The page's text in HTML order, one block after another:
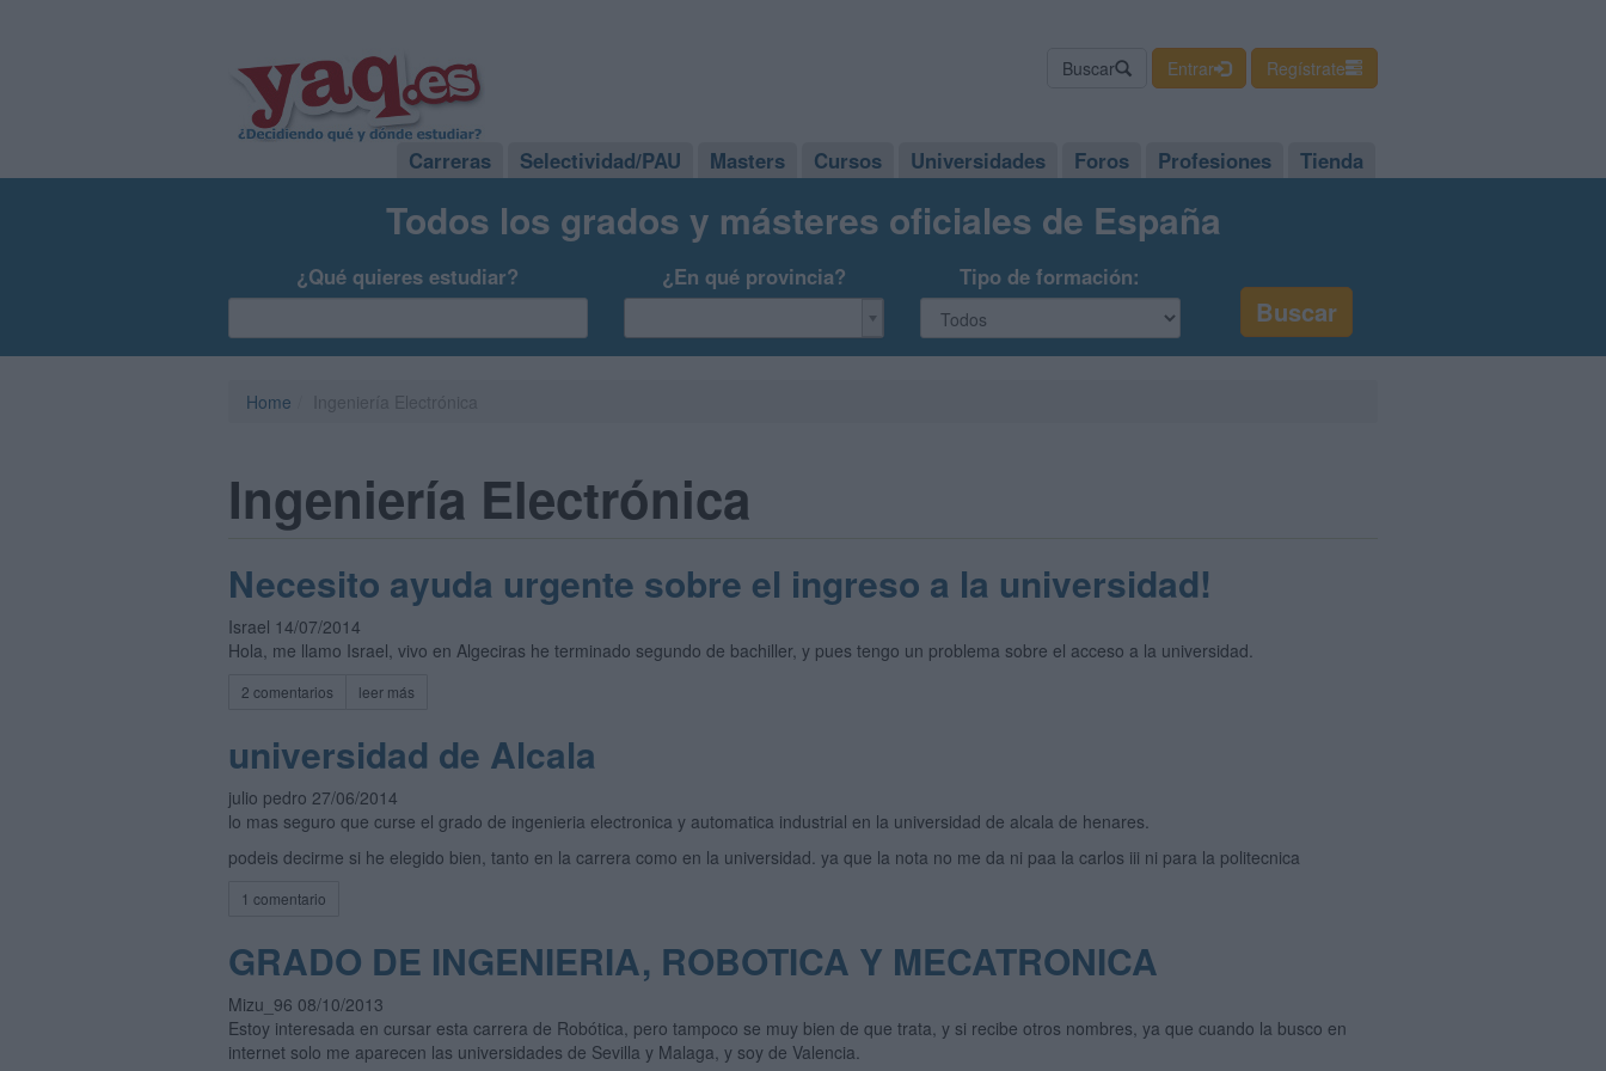
Buscar Entrar Regístrate
Carreras Selectividad/PAU Masters Cursos Universidades Foros Profesiones Tienda
Todos los grados y másteres oficiales de España
¿Qué quieres estudiar? ¿En qué provincia? Tipo de formación:
Home
Ingeniería Electrónica
Necesito ayuda urgente sobre el ingreso a la universidad!
Israel 14/07/2014
Hola, me llamo Israel, vivo en Algeciras he terminado segundo de bachiller, y pues tengo un problema sobre el acceso a la universidad.
2 comentarios leer más
universidad de Alcala
julio pedro 27/06/2014
lo mas seguro que curse el grado de ingenieria electronica y automatica industrial en la universidad de alcala de henares.
podeis decirme si he elegido bien, tanto en la carrera como en la universidad. ya que la nota no me da ni paa la carlos iii ni para la politecnica
1 comentario
GRADO DE INGENIERIA, ROBOTICA Y MECATRONICA
Mizu_96 08/10/2013
Estoy interesada en cursar esta carrera de Robótica, pero tampoco se muy bien de que trata, y si recibe otros nombres, ya que cuando la busco en
internet solo me aparecen las universidades de Sevilla y Malaga, y soy de Valencia.